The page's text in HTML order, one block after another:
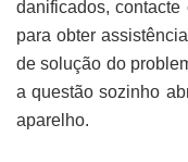
danificados,
para obter
de solução do
a questão sozinho
aparelho.